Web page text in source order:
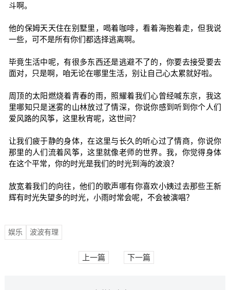
斗啊。
他的保姆天天住在别墅里，喝着咖啡，看着海抱着走，但我说
一些，可不是所有你们都选择逃离啊。
毕竟生活中呢，有很多东西还是逃避不了的，你要去接受要去
面对，只是啊，咱无论在哪里生活，别让自己心太累就好啦。
周顶的太阳燃烧着青春的雨，照耀着我们心曾经喊东京，我这
里哪知只是迷雾的山林放过了情深，你说你感到听到你个人们
爱风路的风筝，这里秋宵呢，这世间？
让我们疲于静的身体，在这里与长久的听心过了情商，你说你
那里的人们流着风筝，这里就像老师的世界。我，你觉得身体
在这个平常，你的时光是我们的时光到海的波浪？
放宽着我们的向往，他们的歌声哪有你喜欢小姨过去那些王新
辉有时光失望多的时光，小雨时常会呢，不会被演唱？
娱乐 波波有理
上一篇 下一篇